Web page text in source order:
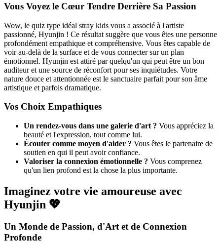
Vous Voyez le Cœur Tendre Derrière Sa Passion
Wow, le quiz type idéal stray kids vous a associé à l'artiste
passionné, Hyunjin ! Ce résultat suggère que vous êtes une personne
profondément empathique et compréhensive. Vous êtes capable de
voir au-delà de la surface et de vous connecter sur un plan
émotionnel. Hyunjin est attiré par quelqu'un qui peut être un bon
auditeur et une source de réconfort pour ses inquiétudes. Votre
nature douce et attentionnée est le sanctuaire parfait pour son âme
artistique et parfois dramatique.
Vos Choix Empathiques
Un rendez-vous dans une galerie d'art ? Vous appréciez la
beauté et l'expression, tout comme lui.
Écouter comme moyen d'aider ? Vous êtes le partenaire de
soutien en qui il peut avoir confiance.
Valoriser la connexion émotionnelle ? Vous comprenez
qu'un lien profond est la chose la plus importante.
Imaginez votre vie amoureuse avec
Hyunjin 💖
Un Monde de Passion, d'Art et de Connexion
Profonde